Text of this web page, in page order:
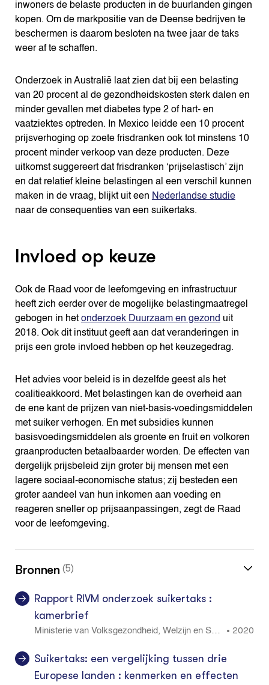
inwoners de belaste producten in de buurlanden gingen
kopen. Om de markpositie van de Deense bedrijven te
beschermen is daarom besloten na twee jaar de taks
weer af te schaffen.
Onderzoek in Australië laat zien dat bij een belasting
van 20 procent al de gezondheidskosten sterk dalen en
minder gevallen met diabetes type 2 of hart- en
vaatziektes optreden. In Mexico leidde een 10 procent
prijsverhoging op zoete frisdranken ook tot minstens 10
procent minder verkoop van deze producten. Deze
uitkomst suggereert dat frisdranken ‘prijselastisch’ zijn
en dat relatief kleine belastingen al een verschil kunnen
maken in de vraag, blijkt uit een Nederlandse studie
naar de consequenties van een suikertaks.
Invloed op keuze
Ook de Raad voor de leefomgeving en infrastructuur
heeft zich eerder over de mogelijke belastingmaatregel
gebogen in het onderzoek Duurzaam en gezond uit
2018. Ook dit instituut geeft aan dat veranderingen in
prijs een grote invloed hebben op het keuzegedrag.
Het advies voor beleid is in dezelfde geest als het
coalitieakkoord. Met belastingen kan de overheid aan
de ene kant de prijzen van niet-basis-voedingsmiddelen
met suiker verhogen. En met subsidies kunnen
basisvoedingsmiddelen als groente en fruit en volkoren
graanproducten betaalbaarder worden. De effecten van
dergelijk prijsbeleid zijn groter bij mensen met een
lagere sociaal-economische status; zij besteden een
groter aandeel van hun inkomen aan voeding en
reageren sneller op prijsaanpassingen, zegt de Raad
voor de leefomgeving.
Bronnen (5)
Rapport RIVM onderzoek suikertaks :
kamerbrief
Ministerie van Volksgezondheid, Welzijn en Spor
•2020
Suikertaks: een vergelijking tussen drie
Europese landen : kenmerken en effecten